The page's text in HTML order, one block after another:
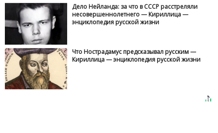
Дело Нейланда: за что в СССР расстреляли
несовершеннолетнего — Кириллица —
энциклопедия русской жизни
Что Нострадамус предсказывал русским —
Кириллица — энциклопедия русской жизни